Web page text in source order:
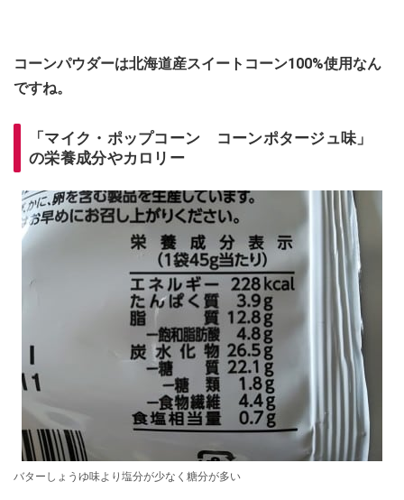
コーンパウダーは北海道産スイートコーン100%使用なん
ですね。
「マイク・ポップコーン コーンポタージュ味」
の栄養成分やカロリー
バターしょうゆ味より塩分が少なく糖分が多い